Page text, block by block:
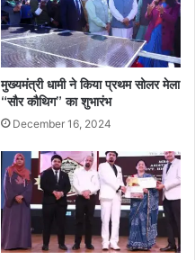
मुख्यमंत्री धामी ने किया प्रथम सोलर मेला
“सौर कौथिग” का शुभारंभ
December 16, 2024